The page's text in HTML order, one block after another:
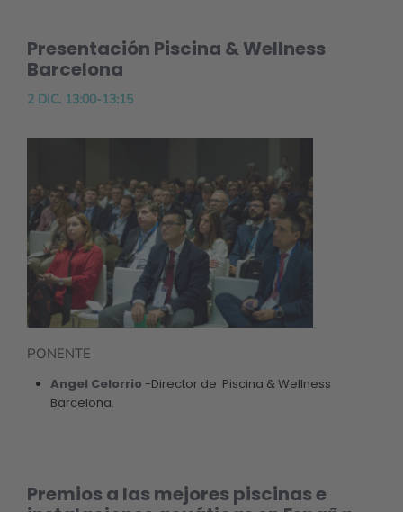
Presentación Piscina & Wellness
Barcelona
2 DIC. 13:00-13:15
PONENTE
Angel Celorrio -Director de Piscina & Wellness
Barcelona.
Premios a las mejores piscinas e